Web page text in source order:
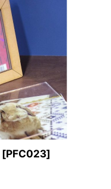
[PFC023]